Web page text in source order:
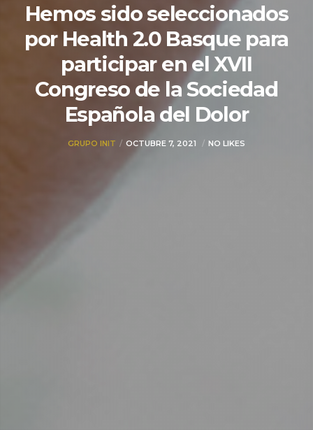
Hemos sido seleccionados
por Health 2.0 Basque para
participar en el XVII
Congreso de la Sociedad
Española del Dolor
GRUPO INIT OCTUBRE 7, 2021 NO LIKES